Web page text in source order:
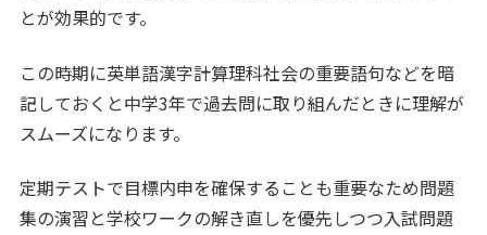
とが効果的です。
この時期に英単語漢字計算理科社会の重要語句などを暗
記しておくと中学3年で過去問に取り組んだときに理解が
スムーズになります。
定期テストで目標内申を確保することも重要なため問題
集の演習と学校ワークの解き直しを優先しつつ入試問題